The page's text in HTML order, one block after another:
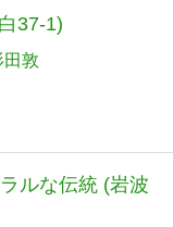
37-1)
田敦
ルな伝統 (岩波